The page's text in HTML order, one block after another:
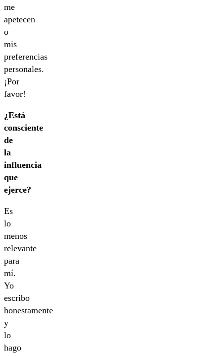
me
apetecen
o
mis
preferencias
personales.
¡Por
favor!
¿Está
consciente
de
la
influencia
que
ejerce?
Es
lo
menos
relevante
para
mí.
Yo
escribo
honestamente
y
lo
hago